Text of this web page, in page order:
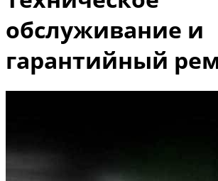
обслуживание и
гарантийный